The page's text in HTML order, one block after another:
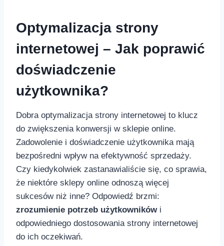
Optymalizacja strony
internetowej⁣ – Jak poprawić
doświadczenie
użytkownika?
Dobra optymalizacja strony internetowej to klucz
do zwiększenia konwersji w sklepie online.
Zadowolenie i doświadczenie użytkownika mają
bezpośredni wpływ na⁤ efektywność sprzedaży.
Czy kiedykolwiek zastanawialiście‌ się, co‌ sprawia,
że niektóre sklepy online odnoszą więcej
sukcesów niż inne? Odpowiedź brzmi:
zrozumienie potrzeb użytkownikówi
odpowiedniego dostosowania strony internetowej
do ich oczekiwań.